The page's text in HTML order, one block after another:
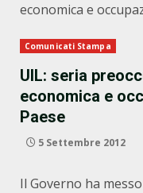
economica e
Comunicati Stampa
UIL: seria
economica e
Paese
5 Settembre 2012
Il Governo ha